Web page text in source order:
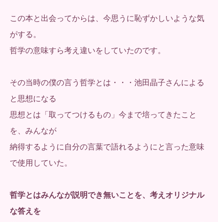
この本と出会ってからは、今思うに恥ずかしいような気
がする。
哲学の意味すら考え違いをしていたのです。
その当時の僕の言う哲学とは・・・池田晶子さんによる
と思想になる
思想とは「取ってつけるもの」今まで培ってきたこと
を、みんなが
納得するように自分の言葉で語れるようにと言った意味
で使用していた。
哲学とはみんなが説明でき無いことを、考えオリジナル
な答えを